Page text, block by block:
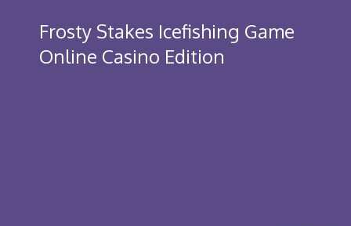
Frosty Stakes Icefishing Game
Online Casino Edition